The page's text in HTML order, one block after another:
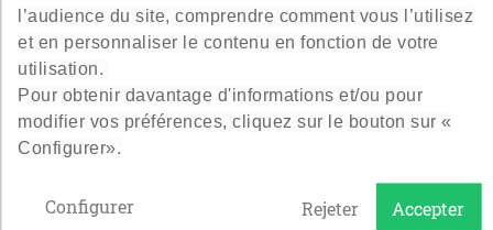
ont également acheté :
l’audience du site, comprendre comment vous l’utilisez
et en personnaliser le contenu en fonction de votre
utilisation.
Pour obtenir davantage d'informations et/ou pour
modifier vos préférences, cliquez sur le bouton sur «
Configurer».
Accepter
Rejeter
Configurer